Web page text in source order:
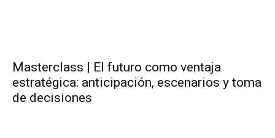
Masterclass | El futuro como ventaja
estratégica: anticipación, escenarios y toma
de decisiones